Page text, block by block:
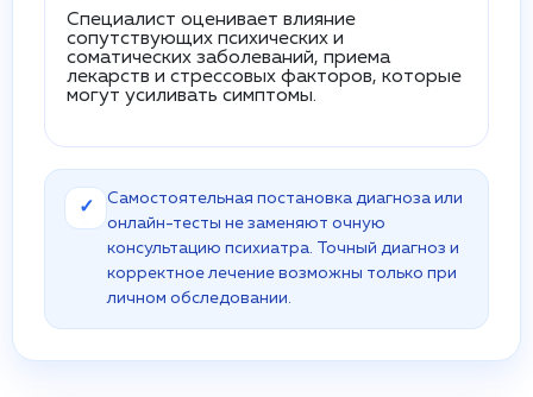
Специалист оценивает влияние
сопутствующих психических и
соматических заболеваний, приема
лекарств и стрессовых факторов, которые
могут усиливать симптомы.
✓
Самостоятельная постановка диагноза или
онлайн-тесты не заменяют очную
консультацию психиатра. Точный диагноз и
корректное лечение возможны только при
личном обследовании.